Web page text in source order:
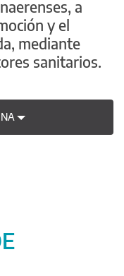
a
y el
mediante
sanitarios.